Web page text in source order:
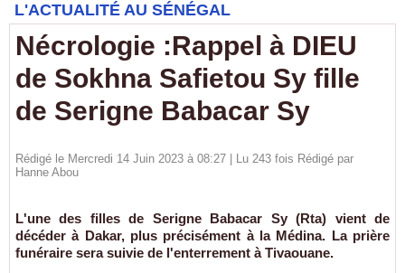
L'ACTUALITÉ AU SÉNÉGAL
Nécrologie :Rappel à DIEU
de Sokhna Safietou Sy fille
de Serigne Babacar Sy
Rédigé le Mercredi 14 Juin 2023 à 08:27 | Lu 243 fois Rédigé par
Hanne Abou
L'une des filles de Serigne Babacar Sy (Rta) vient de
décéder à Dakar, plus précisément à la Médina. La prière
funéraire sera suivie de l'enterrement à Tivaouane.